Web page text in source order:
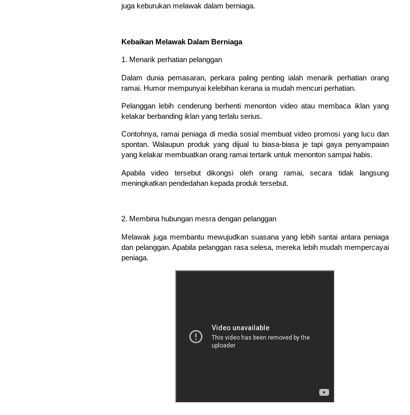
juga keburukan melawak dalam berniaga.
Kebaikan Melawak Dalam Berniaga
1. Menarik perhatian pelanggan
Dalam dunia pemasaran, perkara paling penting ialah menarik perhatian orang
ramai. Humor mempunyai kelebihan kerana ia mudah mencuri perhatian.
Pelanggan lebih cenderung berhenti menonton video atau membaca iklan yang
kelakar berbanding iklan yang terlalu serius.
Contohnya, ramai peniaga di media sosial membuat video promosi yang lucu dan
spontan. Walaupun produk yang dijual tu biasa-biasa je tapi gaya penyampaian
yang kelakar membuatkan orang ramai tertarik untuk menonton sampai habis.
Apabila video tersebut dikongsi oleh orang ramai, secara tidak langsung
meningkatkan pendedahan kepada produk tersebut.
2. Membina hubungan mesra dengan pelanggan
Melawak juga membantu mewujudkan suasana yang lebih santai antara peniaga
dan pelanggan. Apabila pelanggan rasa selesa, mereka lebih mudah mempercayai
peniaga.